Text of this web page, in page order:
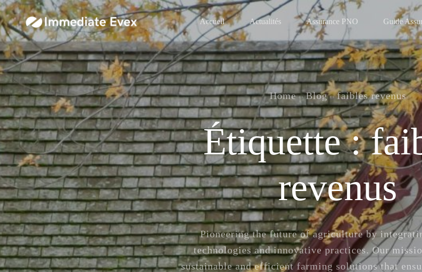
Accueil Actualités Assurance PNO Guide
Home Blog faibles revenus
Étiquette :
revenus
Pioneering the future of agriculture by
technologies and innovative practices. Our
sustainable and efficient farming solutions that